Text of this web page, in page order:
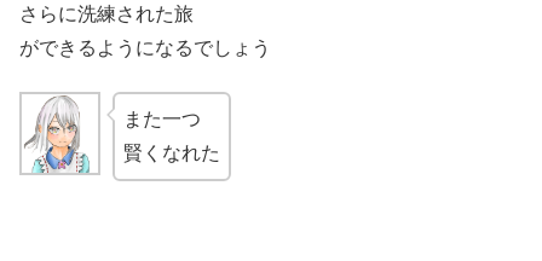
さらに洗練された旅
ができるようになるでしょう
また一つ
賢くなれた